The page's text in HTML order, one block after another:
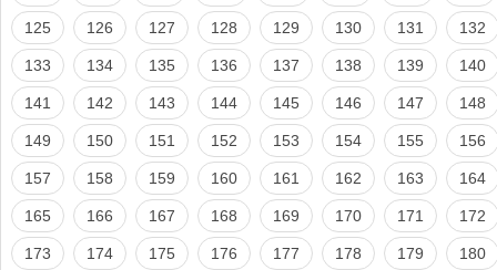
125 126 127 128 129 130 131 132
133 134 135 136 137 138 139 140
141 142 143 144 145 146 147 148
149 150 151 152 153 154 155 156
157 158 159 160 161 162 163 164
165 166 167 168 169 170 171 172
173 174 175 176 177 178 179 180